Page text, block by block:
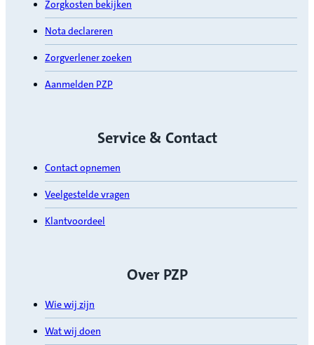
Zorgkosten bekijken
Nota declareren
Zorgverlener zoeken
Aanmelden PZP
Service & Contact
Contact opnemen
Veelgestelde vragen
Klantvoordeel
Over PZP
Wie wij zijn
Wat wij doen